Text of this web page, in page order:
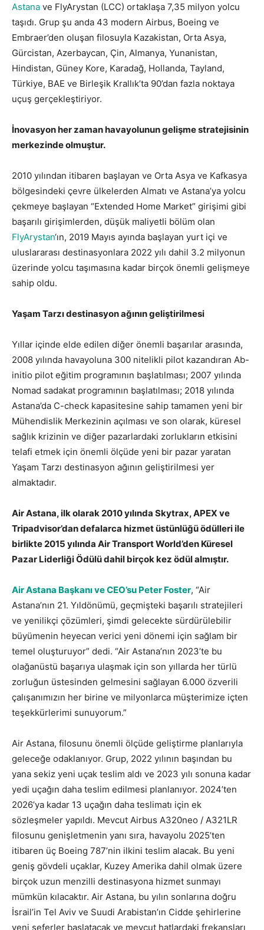
Astana ve FlyArystan (LCC) ortaklaşa 7,35 milyon yolcu
taşıdı. Grup şu anda 43 modern Airbus, Boeing ve
Embraer’den oluşan filosuyla Kazakistan, Orta Asya,
Gürcistan, Azerbaycan, Çin, Almanya, Yunanistan,
Hindistan, Güney Kore, Karadağ, Hollanda, Tayland,
Türkiye, BAE ve Birleşik Krallık’ta 90’dan fazla noktaya
uçuş gerçekleştiriyor.
İnovasyon her zaman havayolunun gelişme stratejisinin
merkezinde olmuştur.
2010 yılından itibaren başlayan ve Orta Asya ve Kafkasya
bölgesindeki çevre ülkelerden Almatı ve Astana’ya yolcu
çekmeye başlayan “Extended Home Market” girişimi gibi
başarılı girişimlerden, düşük maliyetli bölüm olan
FlyArystan‘ın, 2019 Mayıs ayında başlayan yurt içi ve
uluslararası destinasyonlara 2022 yılı dahil 3.2 milyonun
üzerinde yolcu taşımasına kadar birçok önemli gelişmeye
sahip oldu.
Yaşam Tarzı destinasyon ağının geliştirilmesi
Yıllar içinde elde edilen diğer önemli başarılar arasında,
2008 yılında havayoluna 300 nitelikli pilot kazandıran Ab-
initio pilot eğitim programının başlatılması; 2007 yılında
Nomad sadakat programının başlatılması; 2018 yılında
Astana’da C-check kapasitesine sahip tamamen yeni bir
Mühendislik Merkezinin açılması ve son olarak, küresel
sağlık krizinin ve diğer pazarlardaki zorlukların etkisini
telafi etmek için önemli ölçüde yeni bir pazar yaratan
Yaşam Tarzı destinasyon ağının geliştirilmesi yer
almaktadır.
Air Astana, ilk olarak 2010 yılında Skytrax, APEX ve
Tripadvisor’dan defalarca hizmet üstünlüğü ödülleri ile
birlikte 2015 yılında Air Transport World’den Küresel
Pazar Liderliği Ödülü dahil birçok kez ödül almıştır.
Air Astana Başkanı ve CEO’su Peter Foster, “Air
Astana’nın 21. Yıldönümü, geçmişteki başarılı stratejileri
ve yenilikçi çözümleri, şimdi gelecekte sürdürülebilir
büyümenin heyecan verici yeni dönemi için sağlam bir
temel oluşturuyor” dedi. “Air Astana’nın 2023’te bu
olağanüstü başarıya ulaşmak için son yıllarda her türlü
zorluğun üstesinden gelmesini sağlayan 6.000 özverili
çalışanımızın her birine ve milyonlarca müşterimize içten
teşekkürlerimi sunuyorum.”
Air Astana, filosunu önemli ölçüde geliştirme planlarıyla
geleceğe odaklanıyor. Grup, 2022 yılının başından bu
yana sekiz yeni uçak teslim aldı ve 2023 yılı sonuna kadar
yedi uçağın daha teslim edilmesi planlanıyor. 2024’ten
2026’ya kadar 13 uçağın daha teslimatı için ek
sözleşmeler yapıldı. Mevcut Airbus A320neo / A321LR
filosunu genişletmenin yanı sıra, havayolu 2025’ten
itibaren üç Boeing 787’nin ilkini teslim alacak. Bu yeni
geniş gövdeli uçaklar, Kuzey Amerika dahil olmak üzere
birçok uzun menzilli destinasyona hizmet sunmayı
mümkün kılacaktır. Air Astana, bu yılın sonlarına doğru
İsrail’in Tel Aviv ve Suudi Arabistan’ın Cidde şehirlerine
yeni seferler başlatacak ve mevcut hatlardaki frekansları